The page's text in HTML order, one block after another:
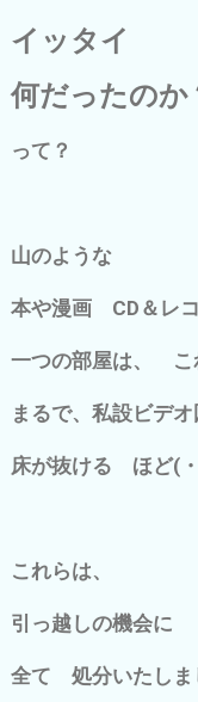
イッタイ
何だったのか
って？
山のような
本や漫画 CD＆レ
一つの部屋は、 こ
まるで、私設ビデ
床が抜ける ほど(
これらは、
引っ越しの機会に
全て 処分いたしま